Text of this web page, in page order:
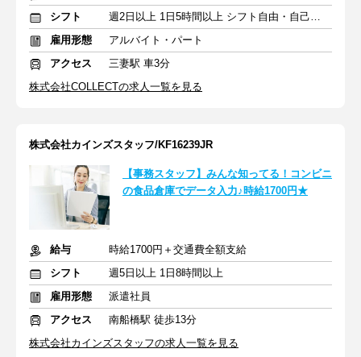
シフト
週2日以上 1日5時間以上 シフト自由・自己申告
雇用形態
アルバイト・パート
アクセス
三妻駅 車3分
株式会社COLLECTの求人一覧を見る
株式会社カインズスタッフ/KF16239JR
【事務スタッフ】みんな知ってる！コンビニ
の食品倉庫でデータ入力♪時給1700円★
給与
時給1700円＋交通費全額支給
シフト
週5日以上 1日8時間以上
雇用形態
派遣社員
アクセス
南船橋駅 徒歩13分
株式会社カインズスタッフの求人一覧を見る